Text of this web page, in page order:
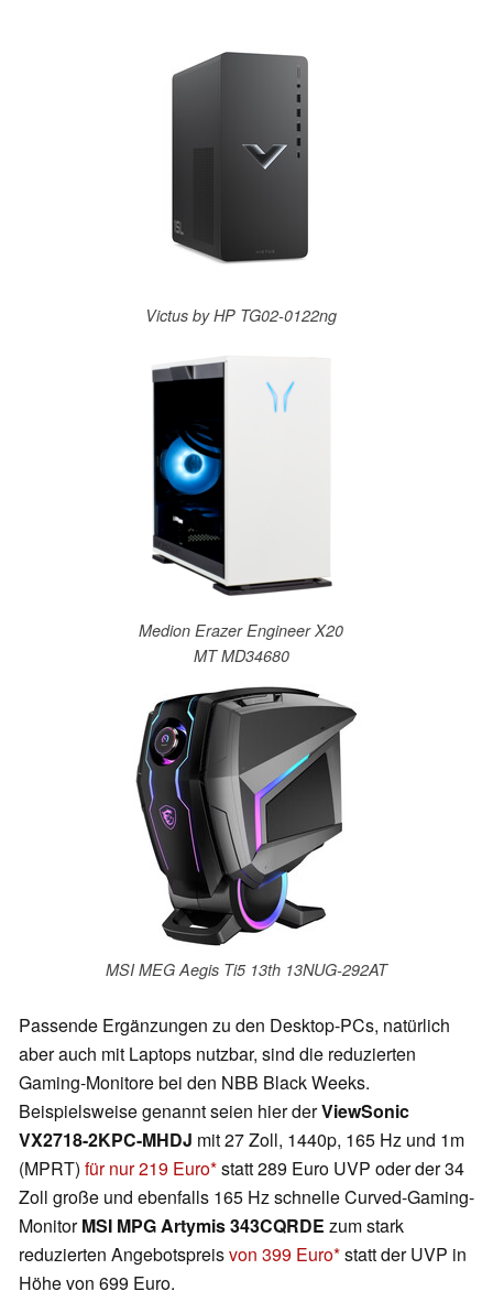
Victus by HP TG02-0122ng
Medion Erazer Engineer X20
MT MD34680
MSI MEG Aegis Ti5 13th 13NUG-292AT
Passende Ergänzungen zu den Desktop-PCs, natürlich
aber auch mit Laptops nutzbar, sind die reduzierten
Gaming-Monitore bei den NBB Black Weeks.
Beispielsweise genannt seien hier derViewSonic
VX2718-2KPC-MHDJ mit 27 Zoll, 1440p, 165 Hz und 1m
(MPRT) für nur 219 Euro statt 289 Euro UVP oder der 34
Zoll große und ebenfalls 165 Hz schnelle Curved-Gaming-
MonitorMSI MPG Artymis 343CQRDE zum stark
reduzierten Angebotspreisvon 399 Euro statt der UVP in
Höhe von 699 Euro.